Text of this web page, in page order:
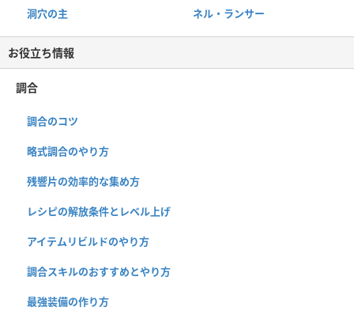
洞穴の主 ネル・ランサー
お役立ち情報
調合
調合のコツ
略式調合のやり方
残響片の効率的な集め方
レシピの解放条件とレベル上げ
アイテムリビルドのやり方
調合スキルのおすすめとやり方
最強装備の作り方